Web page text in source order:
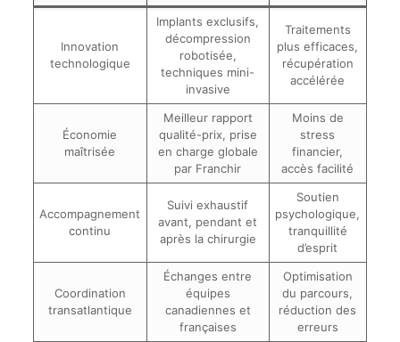
Innovation
technologique
Implants exclusifs,
décompression
robotisée,
techniques mini-
invasive
Traitements
plus efficaces,
récupération
accélérée
Économie
maîtrisée
Meilleur rapport
qualité-prix, prise
en charge globale
par Franchir
Moins de
stress
financier,
accès facilité
Accompagnement
continu
Suivi exhaustif
avant, pendant et
après la chirurgie
Soutien
psychologique,
tranquillité
d’esprit
Coordination
transatlantique
Échanges entre
équipes
canadiennes et
françaises
Optimisation
du parcours,
réduction des
erreurs